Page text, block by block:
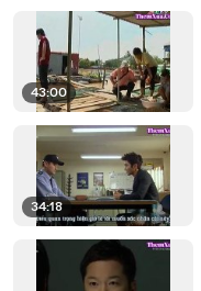
43:00
34:18